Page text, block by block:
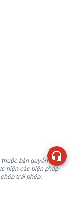
bản quyền của
hiện các biện pháp
trái phép.